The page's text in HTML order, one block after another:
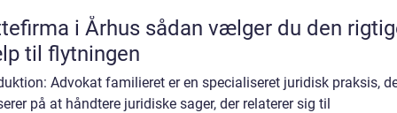
i Århus sådan vælger du den rigtige
til flytningen
Advokat familieret er en specialiseret juridisk praksis,
på at håndtere juridiske sager, der relaterer sig til